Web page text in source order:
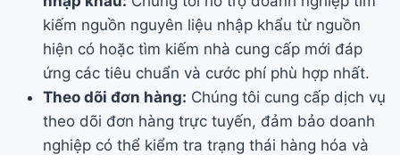
kiếm nguồn nguyên liệu nhập khẩu từ nguồn
hiện có hoặc tìm kiếm nhà cung cấp mới đáp
ứng các tiêu chuẩn và cước phí phù hợp nhất.
Theo dõi đơn hàng: Chúng tôi cung cấp dịch vụ
theo dõi đơn hàng trực tuyến, đảm bảo doanh
nghiệp có thể kiểm tra trạng thái hàng hóa và